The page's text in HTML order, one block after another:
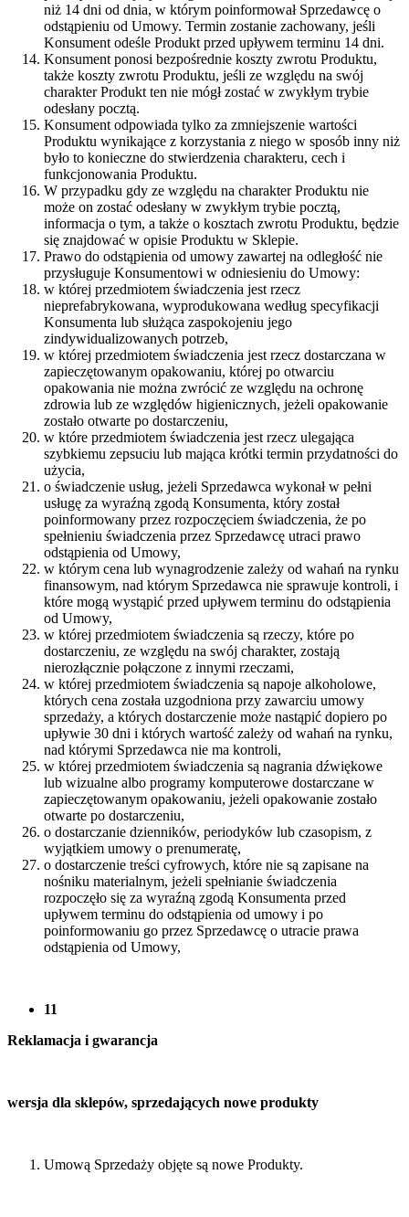
niż 14 dni od dnia, w którym poinformował Sprzedawcę o
odstąpieniu od Umowy. Termin zostanie zachowany, jeśli
Konsument odeśle Produkt przed upływem terminu 14 dni.
Konsument ponosi bezpośrednie koszty zwrotu Produktu,
także koszty zwrotu Produktu, jeśli ze względu na swój
charakter Produkt ten nie mógł zostać w zwykłym trybie
odesłany pocztą.
Konsument odpowiada tylko za zmniejszenie wartości
Produktu wynikające z korzystania z niego w sposób inny niż
było to konieczne do stwierdzenia charakteru, cech i
funkcjonowania Produktu.
W przypadku gdy ze względu na charakter Produktu nie
może on zostać odesłany w zwykłym trybie pocztą,
informacja o tym, a także o kosztach zwrotu Produktu, będzie
się znajdować w opisie Produktu w Sklepie.
Prawo do odstąpienia od umowy zawartej na odległość nie
przysługuje Konsumentowi w odniesieniu do Umowy:
w której przedmiotem świadczenia jest rzecz
nieprefabrykowana, wyprodukowana według specyfikacji
Konsumenta lub służąca zaspokojeniu jego
zindywidualizowanych potrzeb,
w której przedmiotem świadczenia jest rzecz dostarczana w
zapieczętowanym opakowaniu, której po otwarciu
opakowania nie można zwrócić ze względu na ochronę
zdrowia lub ze względów higienicznych, jeżeli opakowanie
zostało otwarte po dostarczeniu,
w które przedmiotem świadczenia jest rzecz ulegająca
szybkiemu zepsuciu lub mająca krótki termin przydatności do
użycia,
o świadczenie usług, jeżeli Sprzedawca wykonał w pełni
usługę za wyraźną zgodą Konsumenta, który został
poinformowany przez rozpoczęciem świadczenia, że po
spełnieniu świadczenia przez Sprzedawcę utraci prawo
odstąpienia od Umowy,
w którym cena lub wynagrodzenie zależy od wahań na rynku
finansowym, nad którym Sprzedawca nie sprawuje kontroli, i
które mogą wystąpić przed upływem terminu do odstąpienia
od Umowy,
w której przedmiotem świadczenia są rzeczy, które po
dostarczeniu, ze względu na swój charakter, zostają
nierozłącznie połączone z innymi rzeczami,
w której przedmiotem świadczenia są napoje alkoholowe,
których cena została uzgodniona przy zawarciu umowy
sprzedaży, a których dostarczenie może nastąpić dopiero po
upływie 30 dni i których wartość zależy od wahań na rynku,
nad którymi Sprzedawca nie ma kontroli,
w której przedmiotem świadczenia są nagrania dźwiękowe
lub wizualne albo programy komputerowe dostarczane w
zapieczętowanym opakowaniu, jeżeli opakowanie zostało
otwarte po dostarczeniu,
o dostarczanie dzienników, periodyków lub czasopism, z
wyjątkiem umowy o prenumeratę,
o dostarczenie treści cyfrowych, które nie są zapisane na
nośniku materialnym, jeżeli spełnianie świadczenia
rozpoczęło się za wyraźną zgodą Konsumenta przed
upływem terminu do odstąpienia od umowy i po
poinformowaniu go przez Sprzedawcę o utracie prawa
odstąpienia od Umowy,
11
Reklamacja i gwarancja
wersja dla sklepów, sprzedających nowe produkty
Umową Sprzedaży objęte są nowe Produkty.